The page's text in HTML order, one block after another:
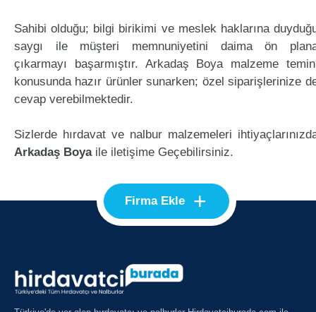
Sahibi olduğu; bilgi birikimi ve meslek haklarına
saygı ile müşteri memnuniyetini daima ön
çıkarmayı başarmıştır. Arkadaş Boya malzeme
konusunda hazır ürünler sunarken; özel siparişlerinize
cevap verebilmektedir.
Sizlerde hırdavat ve nalbur malzemeleri
Arkadaş Boyaile iletişime Geçebilirsiniz.
Firma Ekle +